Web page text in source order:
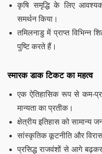
कृषि समृद्धि के लिए
समर्थन किया।
तमिलनाडु में प्राप्त
पुष्टि करते हैं।
स्मारक डाक टिकट का महत्व
एक ऐतिहासिक रूप से कम-
मान्यता का प्रतीक।
क्षेत्रीय इतिहास को
सांस्कृतिक कूटनीति और
प्रसिद्ध राजवंशों से आगे